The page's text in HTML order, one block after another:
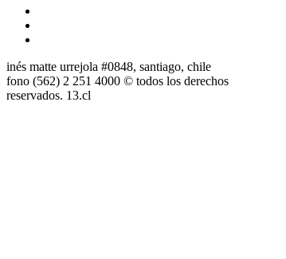
inés matte urrejola #0848, santiago, chile
fono (562) 2 251 4000 © todos los derechos
reservados. 13.cl